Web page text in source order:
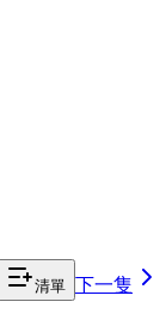
清單 下一隻